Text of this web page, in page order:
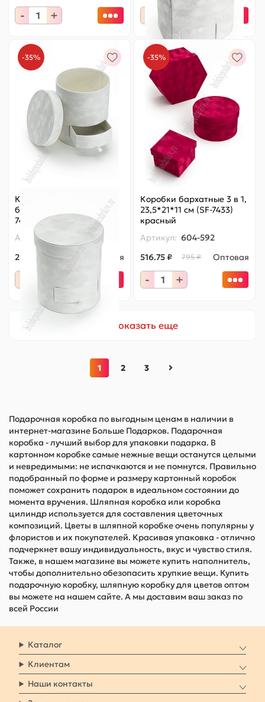
- + +
-35%
Коробка цилиндр,
бархатная 17*20 см (SF-
7435) белый
Артикул:
291.20 ₽
448 ₽ Оптовая
-35%
Коробки бархатные 3 в 1,
23,5*21*11 см (SF-7433)
красный
Артикул: 604-592
516.75 ₽
795 ₽ Оптовая
- +
Показать еще
1 2 3
Подарочная коробка по выгодным ценам в наличии в
интернет-магазине Больше Подарков. Подарочная
коробка - лучший выбор для упаковки подарка. В
картонном коробке самые нежные вещи останутся целыми
и невредимыми: не испачкаются и не помнутся. Правильно
подобранный по форме и размеру картонный коробок
поможет сохранить подарок в идеальном состоянии до
момента вручения. Шляпная коробка или коробка
цилиндр используется для составления цветочных
композиций. Цветы в шляпной коробке очень популярны у
флористов и их покупателей. Красивая упаковка - отлично
подчеркнет вашу индивидуальность, вкус и чувство стиля.
Также, в нашем магазине вы можете купить наполнитель,
чтобы дополнительно обезопасить хрупкие вещи. Купить
подарочную коробку, шляпную коробку для цветов оптом
вы можете на нашем сайте. А мы доставим ваш заказ по
всей России
Каталог
Клиентам
Наши контакты